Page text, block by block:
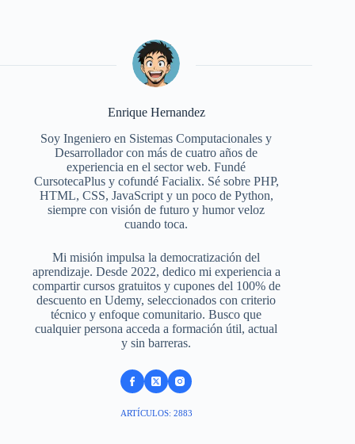
Enrique Hernandez
Soy Ingeniero en Sistemas Computacionales y
Desarrollador con más de cuatro años de
experiencia en el sector web. Fundé
CursotecaPlus y cofundé Facialix. Sé sobre PHP,
HTML, CSS, JavaScript y un poco de Python,
siempre con visión de futuro y humor veloz
cuando toca.
Mi misión impulsa la democratización del
aprendizaje. Desde 2022, dedico mi experiencia a
compartir cursos gratuitos y cupones del 100% de
descuento en Udemy, seleccionados con criterio
técnico y enfoque comunitario. Busco que
cualquier persona acceda a formación útil, actual
y sin barreras.
ARTÍCULOS: 2883